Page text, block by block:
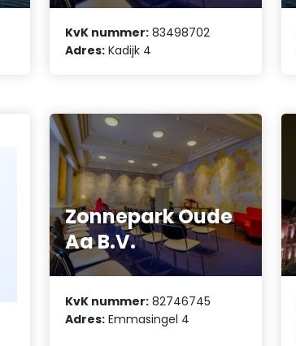
KvK nummer: 83498702
Adres: Kadijk 4
Zonnepark Oude
Aa B.V.
KvK nummer: 82746745
Adres: Emmasingel 4